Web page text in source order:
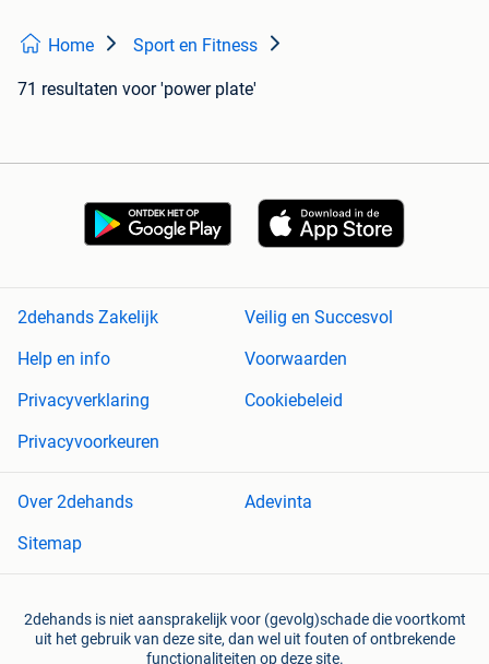
Home Sport en Fitness
71 resultaten voor 'power plate'
2dehands Zakelijk
Veilig en Succesvol
Help en info
Voorwaarden
Privacyverklaring
Cookiebeleid
Privacyvoorkeuren
Over 2dehands
Adevinta
Sitemap
2dehands is niet aansprakelijk voor (gevolg)schade die voortkomt
uit het gebruik van deze site, dan wel uit fouten of ontbrekende
functionaliteiten op deze site.